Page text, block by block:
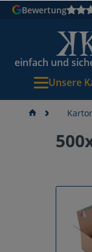
Bewertung
einfach und
Unsere